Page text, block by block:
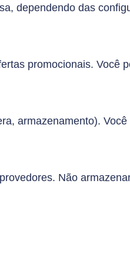
dependendo das
promocionais. Você
armazenamento).
Não